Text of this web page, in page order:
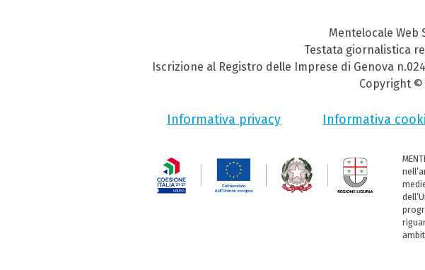
Mentelocale Web
Testata giornalistica
Iscrizione al Registro delle Imprese di Genova
Copyright ©
Informativa privacy Informativa